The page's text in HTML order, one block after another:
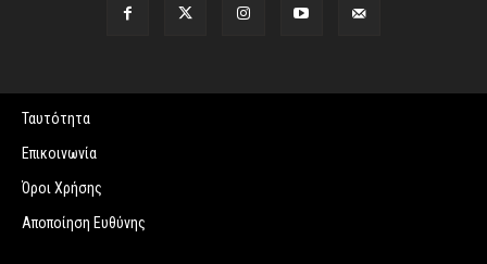
Ταυτότητα
Επικοινωνία
Όροι Χρήσης
Αποποίηση Ευθύνης